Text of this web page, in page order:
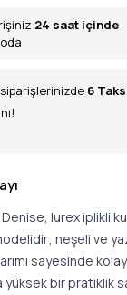
24 saat içinde
6
lurex iplikli
neşeli ve
sayesinde
yüksek bir pratiklik